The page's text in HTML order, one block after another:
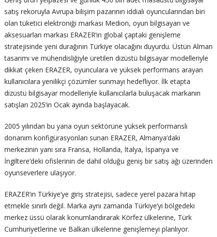
satış rekoruyla Avrupa bilişim pazarının iddialı oyuncularından biri
olan tüketici elektroniği markası Medion, oyun bilgisayarı ve
aksesuarları markası ERAZER’ın global çaptaki genişleme
stratejisinde yeni durağının Türkiye olacağını duyurdu. Üstün Alman
tasarımı ve mühendisliğiyle üretilen dizüstü bilgisayar modelleriyle
dikkat çeken ERAZER, oyunculara ve yüksek performans arayan
kullanıcılara yenilikçi çözümler sunmayı hedefliyor. İlk etapta
dizüstü bilgisayar modelleriyle kullanıcılarla buluşacak markanın
satışları 2025’in Ocak ayında başlayacak.
2005 yılından bu yana oyun sektörüne yüksek performanslı
donanım konfigürasyonları sunan ERAZER, Almanya’daki
merkezinin yanı sıra Fransa, Hollanda, İtalya, İspanya ve
İngiltere’deki ofislerinin de dahil olduğu geniş bir satış ağı üzerinden
oyunseverlere ulaşıyor.
ERAZER’ın Türkiye’ye giriş stratejisi, sadece yerel pazara hitap
etmekle sınırlı değil. Marka aynı zamanda Türkiye’yi bölgedeki
merkez üssü olarak konumlandırarak Körfez ülkelerine, Türk
Cumhuriyetlerine ve Balkan ülkelerine genişlemeyi planlıyor.